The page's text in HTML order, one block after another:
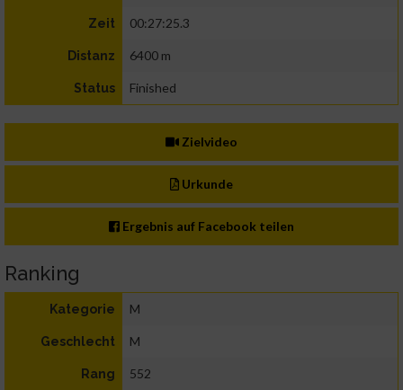
Zeit 00:27:25.3
Distanz 6400 m
Status Finished
Zielvideo
Urkunde
Ergebnis auf Facebook teilen
Ranking
Kategorie M
Geschlecht M
Rang 552